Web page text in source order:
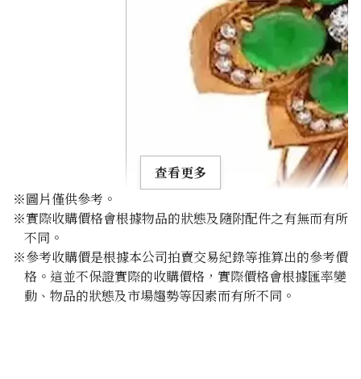
Jade brooch 0.51 ct
參考回收價
查看更多
※圖片僅供參考。
※實際收購價格會根據物品的狀態及隨附配件之有無而有所
不同。
※參考收購價是根據本公司拍賣交易紀錄等推算出的參考價
格。這並不保證實際的收購價格，實際價格會根據匯率變
動、物品的狀態及市場趨勢等因素而有所不同。